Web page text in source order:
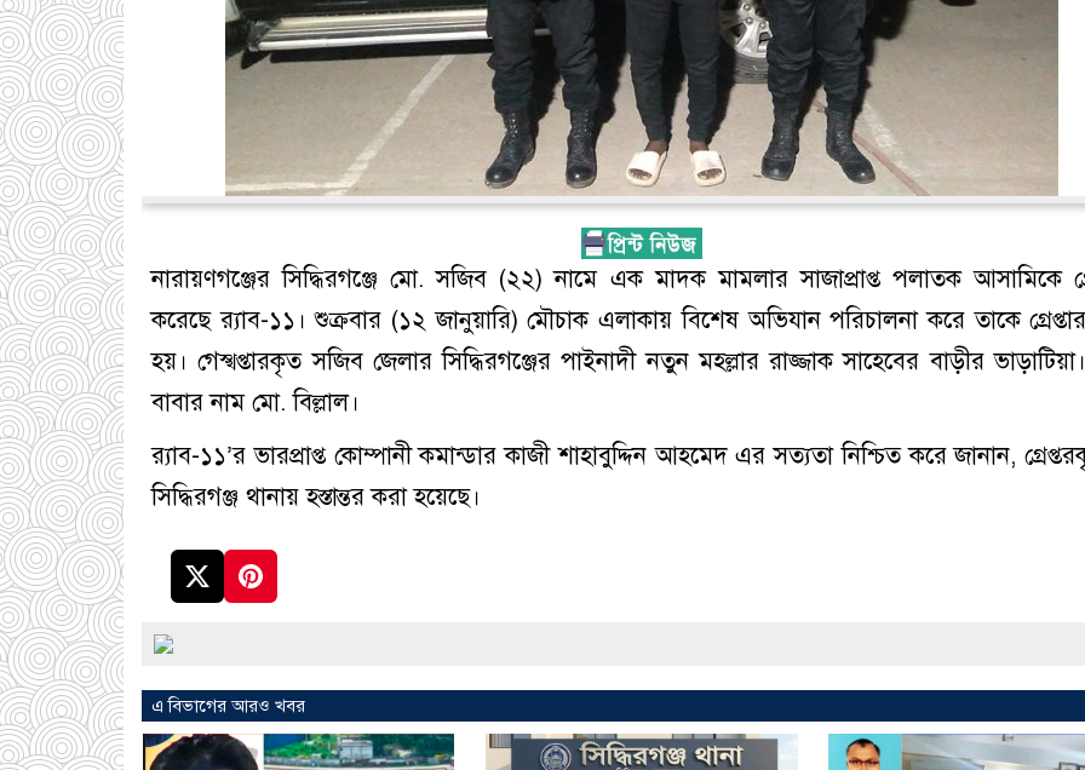
নারায়ণগঞ্জের সিদ্ধিরগঞ্জে মো. সজিব (২২) নামে এক মাদক মামলার সাজাপ্রাপ্ত পলাতক আসামিকে
করেছে র‍্যাব-১১। শুক্রবার (১২ জানুয়ারি) মৌচাক এলাকায় বিশেষ অভিযান পরিচালনা করে তাকে
হয়। গেস্খপ্তারকৃত সজিব জেলার সিদ্ধিরগঞ্জের পাইনাদী নতুন মহল্লার রাজ্জাক সাহেবের বাড়ীর
বাবার নাম মো. বিল্লাল।
র‍্যাব-১১’র ভারপ্রাপ্ত কোম্পানী কমান্ডার কাজী শাহাবুদ্দিন আহমেদ এর সত্যতা নিশ্চিত করে জানান,
সিদ্ধিরগঞ্জ থানায় হস্তান্তর করা হয়েছে।
এ বিভাগের আরও খবর